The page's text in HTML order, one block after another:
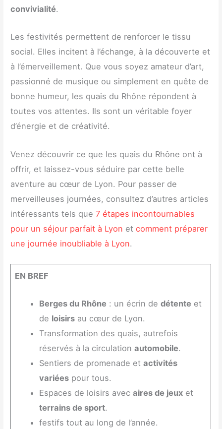
convivialité.
Les festivités permettent de renforcer le tissu
social. Elles incitent à l’échange, à la découverte et
à l’émerveillement. Que vous soyez amateur d’art,
passionné de musique ou simplement en quête de
bonne humeur, les quais du Rhône répondent à
toutes vos attentes. Ils sont un véritable foyer
d’énergie et de créativité.
Venez découvrir ce que les quais du Rhône ont à
offrir, et laissez-vous séduire par cette belle
aventure au cœur de Lyon. Pour passer de
merveilleuses journées, consultez d’autres articles
intéressants tels que7 étapes incontournables
pour un séjour parfait à Lyon etcomment préparer
une journée inoubliable à Lyon.
EN BREF
Berges du Rhône : un écrin dedétente et
de loisirs au cœur de Lyon.
Transformation des quais, autrefois
réservés à la circulationautomobile.
Sentiers de promenade etactivités
variées pour tous.
Espaces de loisirs avecaires de jeux et
terrains de sport.
festifs tout au long de l’année.